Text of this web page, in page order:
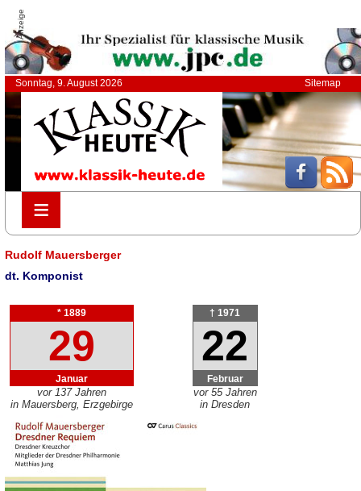
Anzeige
Sonntag, 9. August 2026 Sitemap
≡
≡
Rudolf Mauersberger
dt. Komponist
* 1889
29
Januar
vor 137 Jahren
in Mauersberg, Erzgebirge
† 1971
22
Februar
vor 55 Jahren
in Dresden